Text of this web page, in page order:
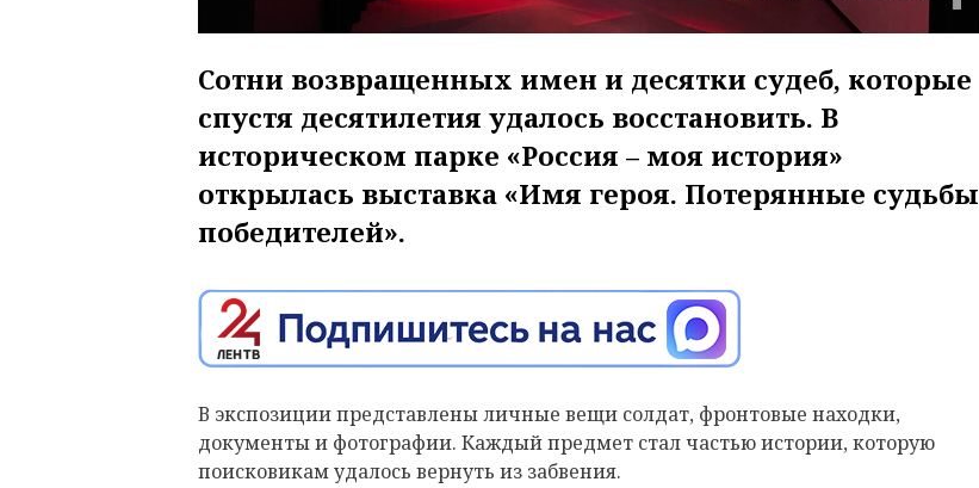
Сотни возвращенных имен и десятки судеб, которые
спустя десятилетия удалось восстановить. В
историческом парке «Россия – моя история»
открылась выставка «Имя героя. Потерянные судьбы
победителей».
В экспозиции представлены личные вещи солдат, фронтовые находки,
документы и фотографии. Каждый предмет стал частью истории, которую
поисковикам удалось вернуть из забвения.